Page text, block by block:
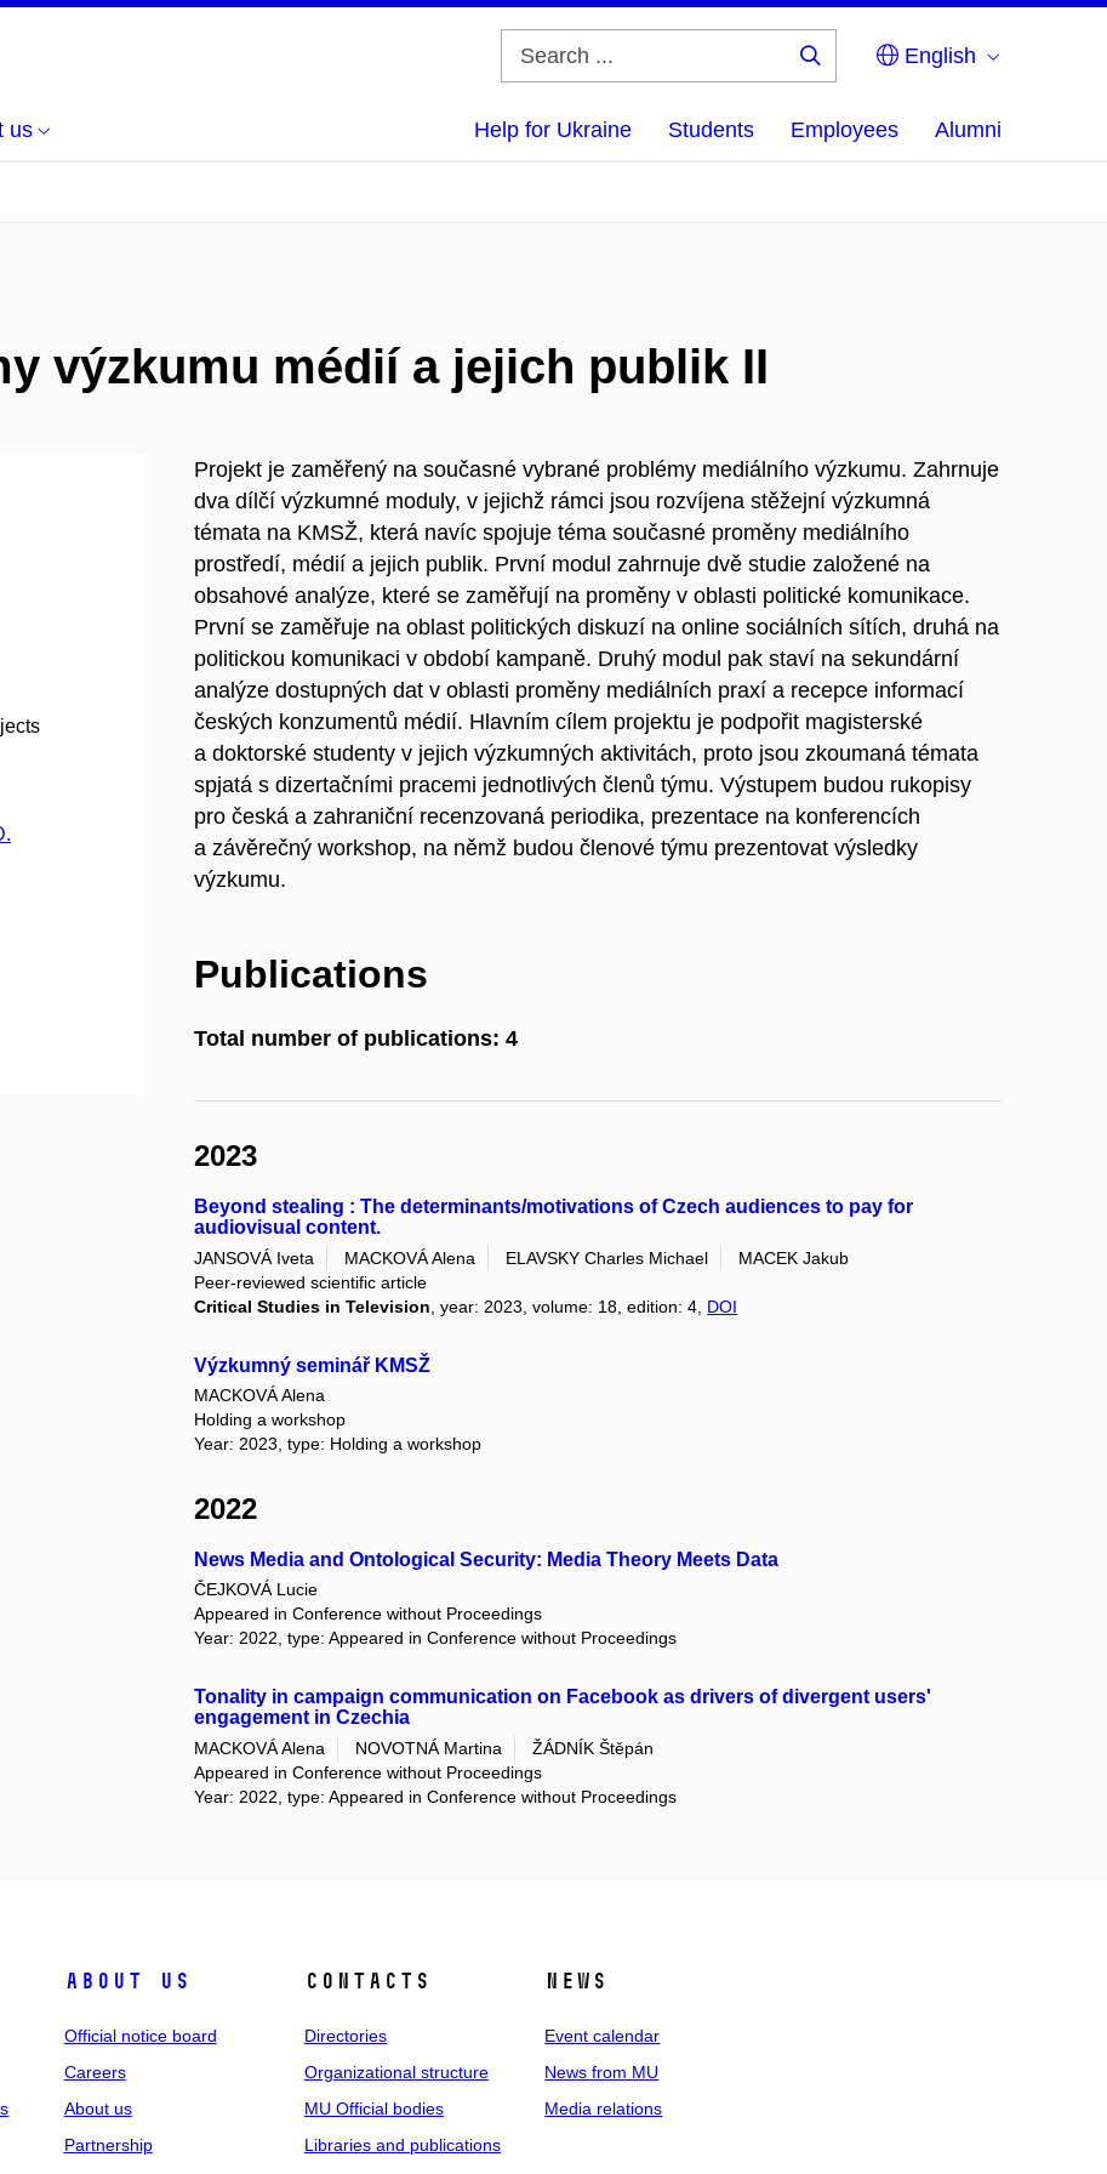
English
us Help for Ukraine Students Employees Alumni
výzkumu médií a jejich publik II
Projekt je zaměřený na současné vybrané problémy mediálního výzkumu. Zahrnuje
dva dílčí výzkumné moduly, v jejichž rámci jsou rozvíjena stěžejní výzkumná
témata na KMSŽ, která navíc spojuje téma současné proměny mediálního
prostředí, médií a jejich publik. První modul zahrnuje dvě studie založené na
obsahové analýze, které se zaměřují na proměny v oblasti politické komunikace.
První se zaměřuje na oblast politických diskuzí na online sociálních sítích, druhá na
politickou komunikaci v období kampaně. Druhý modul pak staví na sekundární
analýze dostupných dat v oblasti proměny mediálních praxí a recepce informací
českých konzumentů médií. Hlavním cílem projektu je podpořit magisterské
a doktorské studenty v jejich výzkumných aktivitách, proto jsou zkoumaná témata
spjatá s dizertačními pracemi jednotlivých členů týmu. Výstupem budou rukopisy
pro česká a zahraniční recenzovaná periodika, prezentace na konferencích
a závěrečný workshop, na němž budou členové týmu prezentovat výsledky
výzkumu.
Publications
Total number of publications: 4
2023
Beyond stealing : The determinants/motivations of Czech audiences to pay for
audiovisual content.
JANSOVÁ Iveta MACKOVÁ Alena ELAVSKY Charles Michael
MACEK Jakub
Peer-reviewed scientific article
Critical Studies in Television , year: 2023, volume: 18, edition: 4, DOI
Výzkumný seminář KMSŽ
MACKOVÁ Alena
Holding a workshop
Year: 2023, type: Holding a workshop
2022
News Media and Ontological Security: Media Theory Meets Data
ČEJKOVÁ Lucie
Appeared in Conference without Proceedings
Year: 2022, type: Appeared in Conference without Proceedings
Tonality in campaign communication on Facebook as drivers of divergent users'
engagement in Czechia
MACKOVÁ Alena NOVOTNÁ Martina
ŽÁDNÍK Štěpán
Appeared in Conference without Proceedings
Year: 2022, type: Appeared in Conference without Proceedings
About us
Official notice board
Careers
About us
Partnership
Contacts
Directories
Organizational structure
MU Official bodies
Libraries and publications
News
Event calendar
News from MU
Media relations